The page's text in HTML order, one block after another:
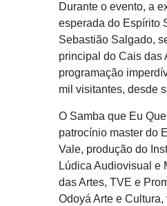
Durante o evento, a
esperada do Espírito
Sebastião Salgado,
principal do Cais das
programação
mil visitantes, desde
O Samba que Eu
patrocínio master do
Vale, produção do
Lúdica Audiovisual e
das Artes, TVE e
Odoyá Arte e